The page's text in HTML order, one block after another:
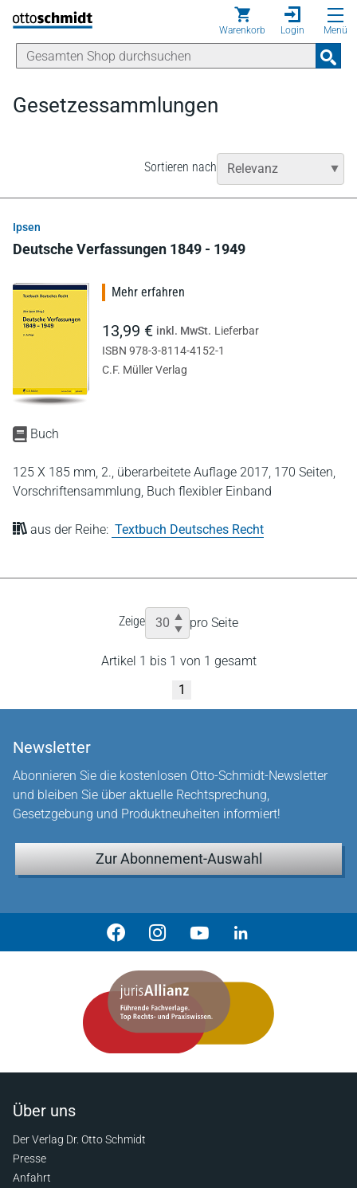
Direkt zum Inhalt
Warenkorb Login Menü
Gesetzessammlungen
Sortieren nach
Ipsen
Deutsche Verfassungen 1849 - 1949
Buch
125 X 185 mm, 2., überarbeitete Auflage 2017, 170 Seiten,
Vorschriftensammlung, Buch flexibler Einband
aus der Reihe: Textbuch Deutsches Recht
Mehr erfahren
13,99 € inkl. MwSt. Lieferbar
ISBN 978-3-8114-4152-1
C.F. Müller Verlag
Zeige pro Seite
Artikel 1 bis 1 von 1 gesamt
1
Newsletter
Abonnieren Sie die kostenlosen Otto-Schmidt-Newsletter
und bleiben Sie über aktuelle Rechtsprechung,
Gesetzgebung und Produktneuheiten informiert!
Zur Abonnement-Auswahl
Über uns
Der Verlag Dr. Otto Schmidt
Presse
Anfahrt